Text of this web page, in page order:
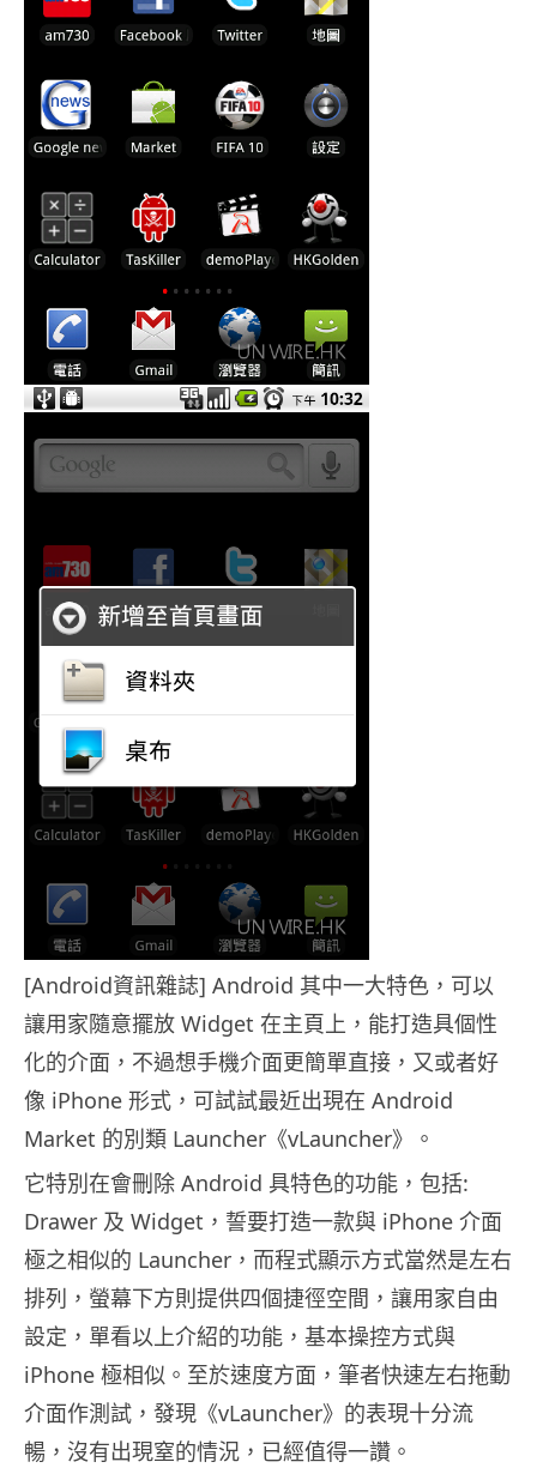
[Android資訊雜誌] Android 其中一大特色，可以
讓用家隨意擺放 Widget 在主頁上，能打造具個性
化的介面，不過想手機介面更簡單直接，又或者好
像 iPhone 形式，可試試最近出現在 Android
Market 的別類 Launcher《vLauncher》。
它特別在會刪除 Android 具特色的功能，包括:
Drawer 及 Widget，誓要打造一款與 iPhone 介面
極之相似的 Launcher，而程式顯示方式當然是左右
排列，螢幕下方則提供四個捷徑空間，讓用家自由
設定，單看以上介紹的功能，基本操控方式與
iPhone 極相似。至於速度方面，筆者快速左右拖動
介面作測試，發現《vLauncher》的表現十分流
暢，沒有出現窒的情況，已經值得一讚。